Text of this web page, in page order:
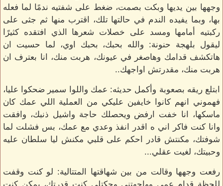
وجهها بين يديها وبكت بصمت، ضغط على شفتيه ندمًا لما فعله
بها، وبما يفيده الندم في حالتها تلك، اقترب منها ثم جثى على
ركبتيه أمامها ومسد على خصلات شعرها الذي افتقده كثيرًا
ليقول بلهجة حنونة: والله بحبك، بحبك اوي، لما حسيت ان
هاتكشف قدامك وهاصغر في عيونك، هربت منك، انا بعترف ان
هربت منك، مقدرتش اواجهك..
ابتلع ريقه بصعوبة وأكمل حديثه: عمك واللوا سمير ضحكوا عليا،
فهموني انهم كانوا خايفين عليكي من العملية اللي عمك كان
ماسكها، انا خفت ارفض ويحصلك حاجة واشيل ذنبك، وافقت
وانا كنت فاكر اني ه اقدر انفذ وعدي مع عمك، بس فشلت لما
شوفتك، مكنتش قادر احكم على قلبي مكنش ليا سلطان عليه
وحبيتك، لغيت عقلي...
رفعت وجهها وقالت من بين شهاقتها المتتالية: لو كنت وقفت